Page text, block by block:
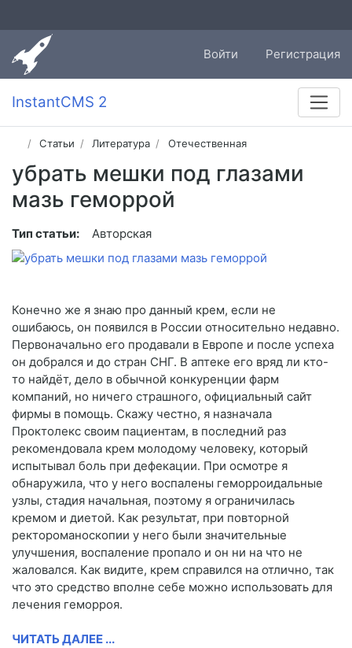
Войти Регистрация
InstantCMS 2
Статьи Литература Отечественная
убрать мешки под глазами
мазь геморрой
Тип статьи: Авторская
Конечно же я знаю про данный крем, если не
ошибаюсь, он появился в России относительно недавно.
Первоначально его продавали в Европе и после успеха
он добрался и до стран СНГ. В аптеке его вряд ли кто-
то найдёт, дело в обычной конкуренции фарм
компаний, но ничего страшного, официальный сайт
фирмы в помощь. Скажу честно, я назначала
Проктолекс своим пациентам, в последний раз
рекомендовала крем молодому человеку, который
испытывал боль при дефекации. При осмотре я
обнаружила, что у него воспалены геморроидальные
узлы, стадия начальная, поэтому я ограничилась
кремом и диетой. Как результат, при повторной
ректороманоскопии у него были значительные
улучшения, воспаление пропало и он ни на что не
жаловался. Как видите, крем справился на отлично, так
что это средство вполне себе можно использовать для
лечения геморроя.
ЧИТАТЬ ДАЛЕЕ ...